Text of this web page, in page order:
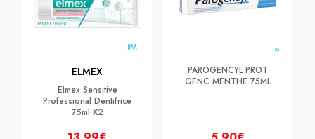
ELMEX
Elmex Sensitive
Professional Dentifrice
75ml X2
PAROGENCYL PROT
GENC MENTHE 75ML